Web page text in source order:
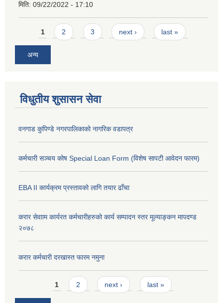
मिति: 09/22/2022 - 17:10
Pages
1 2 3 next › last »
अन्य
विधुतीय शुसासन सेवा
वनगाड कुपिण्डे नगरपालिकाको नागरिक वडापत्र
कर्मचारी सञ्चय कोष Special Loan Form (विशेष सापटी आवेदन फारम)
EBA II कार्यक्रम प्रस्तावको लागि तयार ढाँचा
करार सेवााम कार्यरत कर्मचारीहरुको कार्य सम्पादन स्तर मूल्याङ्कन मापदण्ड
२०७८
करार कर्मचारी दरखास्त फारम नमुना
Pages1 2 next › last »